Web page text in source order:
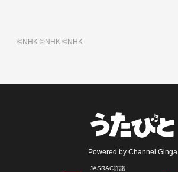
©NHK©NHK©NHK
Powered by Channel Ginga
JASRAC許諾